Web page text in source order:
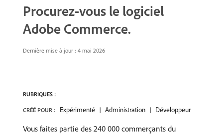
Procurez-vous le logiciel
Adobe Commerce.
Dernière mise à jour : 4 mai 2026
RUBRIQUES :
CRÉÉ POUR : Expérimenté Administration Développeur
Vous faites partie des 240 000 commerçants du